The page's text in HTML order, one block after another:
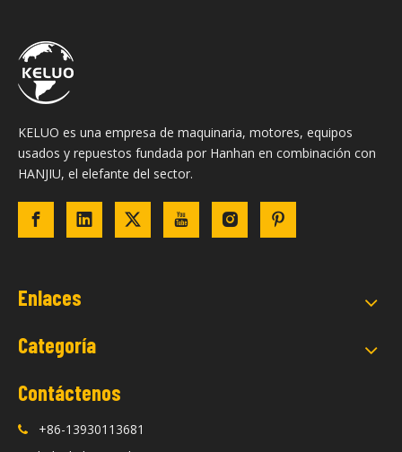
KELUO es una empresa de maquinaria, motores, equipos
usados ​​y repuestos fundada por Hanhan en combinación con
HANJIU, el elefante del sector.
Enlaces
Categoría
Contáctenos
 +86-13930113681